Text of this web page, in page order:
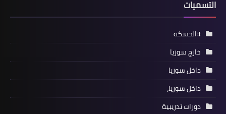
التسميات
#الحسكة
خارج سوريا
داخل سوريا
داخل سوريا،
دورات تدريبية